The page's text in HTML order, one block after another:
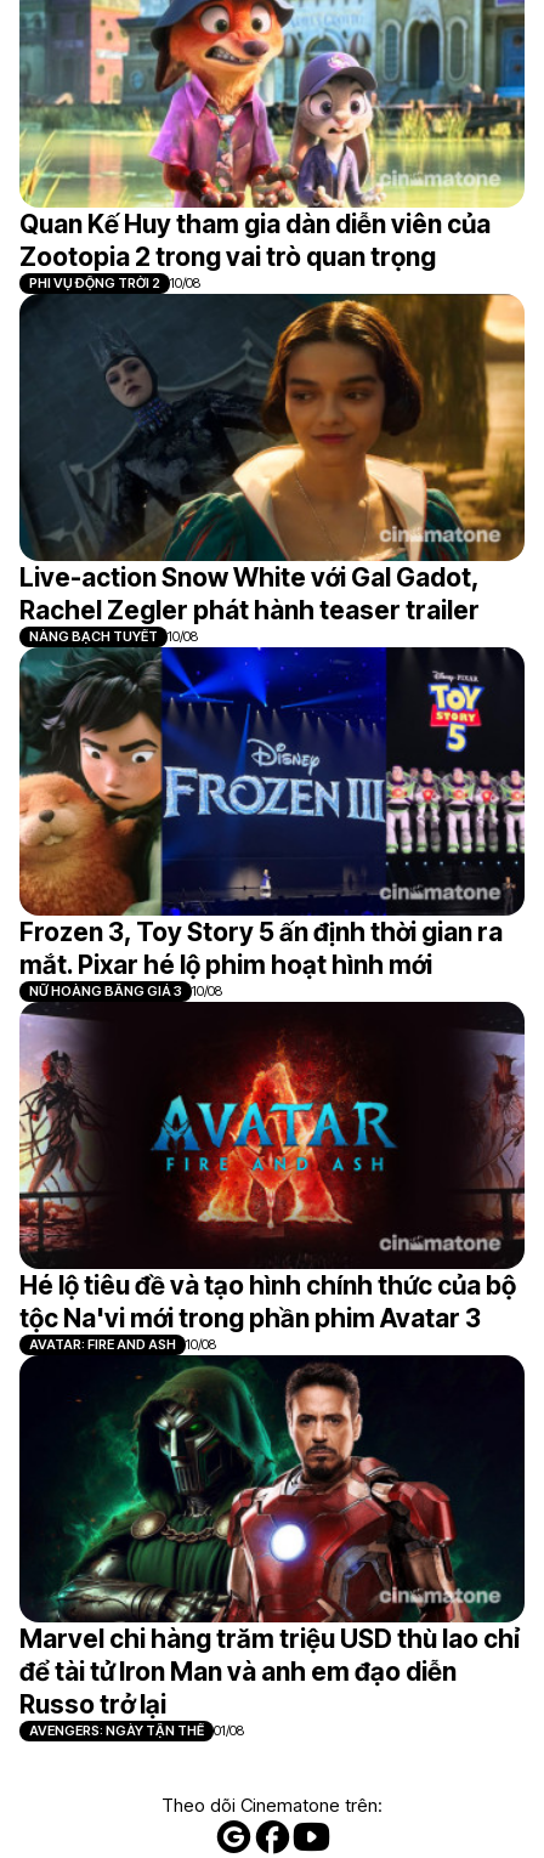
Quan Kế Huy tham gia dàn diễn viên của
Zootopia 2 trong vai trò quan trọng
PHI VỤ ĐỘNG TRỜI 2 10/08
Live-action Snow White với Gal Gadot,
Rachel Zegler phát hành teaser trailer
NÀNG BẠCH TUYẾT 10/08
Frozen 3, Toy Story 5 ấn định thời gian ra
mắt. Pixar hé lộ phim hoạt hình mới
NỮ HOÀNG BĂNG GIÁ 3 10/08
Hé lộ tiêu đề và tạo hình chính thức của bộ
tộc Na'vi mới trong phần phim Avatar 3
AVATAR: FIRE AND ASH 10/08
Marvel chi hàng trăm triệu USD thù lao chỉ
để tài tử Iron Man và anh em đạo diễn
Russo trở lại
AVENGERS: NGÀY TẬN THẾ 01/08
Theo dõi Cinematone trên: